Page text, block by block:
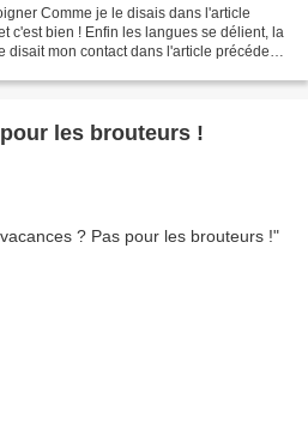
Comme je le disais dans l'article
c'est bien ! Enfin les langues se délient, la
mon contact dans l'article précédent :
les brouteurs !